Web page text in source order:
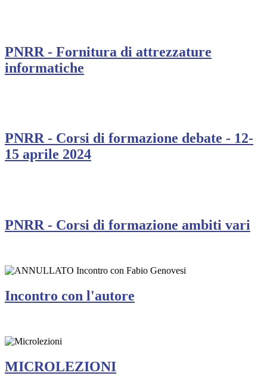
PNRR - Fornitura di attrezzature
informatiche
PNRR - Corsi di formazione debate - 12-
15 aprile 2024
PNRR - Corsi di formazione ambiti vari
Incontro con l'autore
MICROLEZIONI